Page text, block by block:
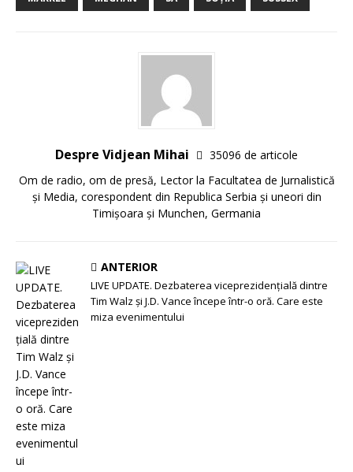
Despre Vidjean Mihai
35096 de articole
Om de radio, om de presă, Lector la Facultatea de Jurnalistică
și Media, corespondent din Republica Serbia și uneori din
Timișoara și Munchen, Germania
ANTERIOR
LIVE UPDATE. Dezbaterea viceprezidențială dintre
Tim Walz și J.D. Vance începe într-o oră. Care este
miza evenimentului